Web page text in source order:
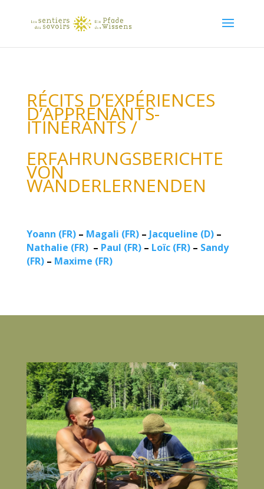
RÉCITS D’EXPÉRIENCES
D’APPRENANTS-
ITINÉRANTS /
ERFAHRUNGSBERICHTE
VON
WANDERLERNENDEN
Yoann (FR)– Magali (FR)– Jacqueline (D)–
Nathalie (FR)– Paul (FR)– Loïc (FR)– Sandy
(FR)– Maxime (FR)